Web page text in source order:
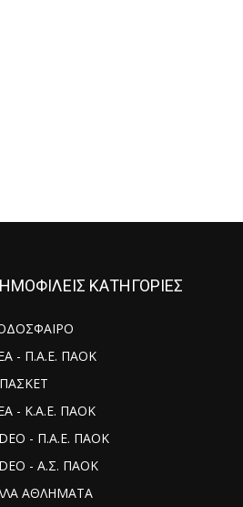
ΚΑΤΗΓΟΡΙΕΣ
- Π.Α.Ε. ΠΑΟΚ
- Κ.Α.Ε. ΠΑΟΚ
- Π.Α.Ε. ΠΑΟΚ
- Α.Σ. ΠΑΟΚ
ΑΘΛΗΜΑΤΑ